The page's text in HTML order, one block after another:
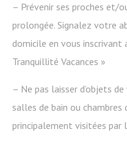
– Prévenir ses proches et/
prolongée. Signalez votre
domicile en vous
Tranquillité Vacances »
– Ne pas laisser d’objets
salles de bain ou chambres
principalement visitées par